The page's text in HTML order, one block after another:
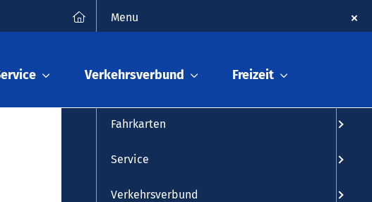
Verkehrsverbund Freizeit
Menu
Fahrkarten
Service
Verkehrsverbund